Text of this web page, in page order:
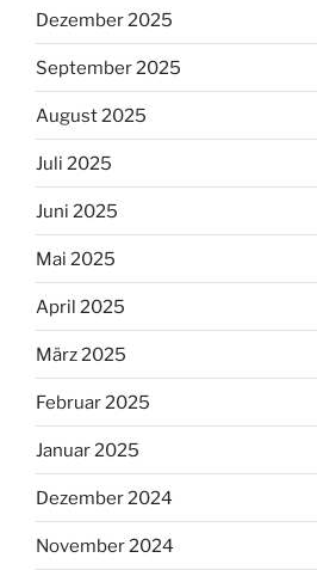
Dezember 2025
September 2025
August 2025
Juli 2025
Juni 2025
Mai 2025
April 2025
März 2025
Februar 2025
Januar 2025
Dezember 2024
November 2024